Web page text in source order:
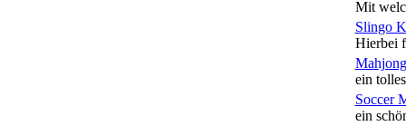
Mit
Slingo
Hierbei
ein
Soccer
ein